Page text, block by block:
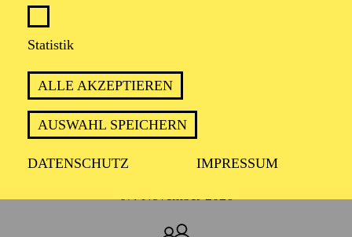
Statistik
ALLE AKZEPTIEREN
AUSWAHL SPEICHERN
DATENSCHUTZ IMPRESSUM
MÄRCHENHAFT, EMOTIONAL UND
VOLLER WEIHNACHTSZAUBER: EIN
"NUSSKNACKER" FÜR DIE GANZE
FAMILIE